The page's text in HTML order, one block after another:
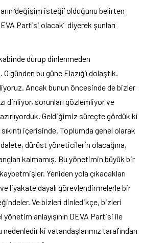
‘değişim isteği’ olduğunu belirten
Partisi olacak’ diyerek şunları
durup dinlenmeden
O günden bu güne Elazığ’ı dolaştık.
Ancak bunun öncesinde de bizler
dinliyor, sorunları gözlemliyor ve
Geldiğimiz süreçte gördük ki
içerisinde. Toplumda genel olarak
dürüst yöneticilerin olacağına,
kalmamış. Bu yönetimin büyük bir
Yeniden yola çıkacakları
liyakate dayalı görevlendirmelerle bir
Ve bizleri dinledikçe, bizleri
anlayışının DEVA Partisi ile
ki vatandaşlarımız tarafından